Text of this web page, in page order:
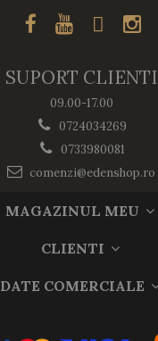
SUPORT CLIENTI
09.00-17.00
0724034269
0733980081
comenzi@edenshop.ro
MAGAZINUL MEU
CLIENTI
DATE COMERCIALE